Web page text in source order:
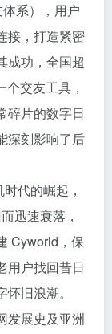
系），用户
接，打造紧密
成功，全国超
交友工具，
碎片的数字日
深刻影响了后
代的崛起，
迅速衰落，
Cyworld，保
用户找回昔日
旧浪潮。
发展史及亚洲